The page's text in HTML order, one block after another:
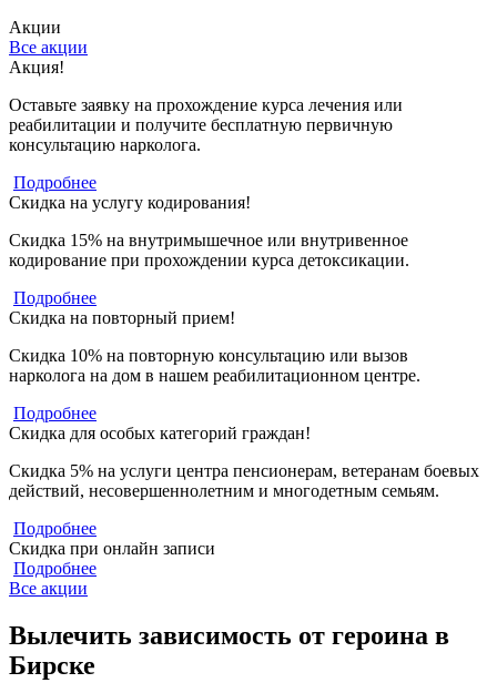
Акции
Все акции
Акция!
Оставьте заявку на прохождение курса лечения или
реабилитации и получите бесплатную первичную
консультацию нарколога.
Подробнее
Скидка на услугу кодирования!
Скидка 15% на внутримышечное или внутривенное
кодирование при прохождении курса детоксикации.
Подробнее
Скидка на повторный прием!
Скидка 10% на повторную консультацию или вызов
нарколога на дом в нашем реабилитационном центре.
Подробнее
Скидка для особых категорий граждан!
Скидка 5% на услуги центра пенсионерам, ветеранам боевых
действий, несовершеннолетним и многодетным семьям.
Подробнее
Скидка при онлайн записи
Подробнее
Все акции
Вылечить зависимость от героина в
Бирске